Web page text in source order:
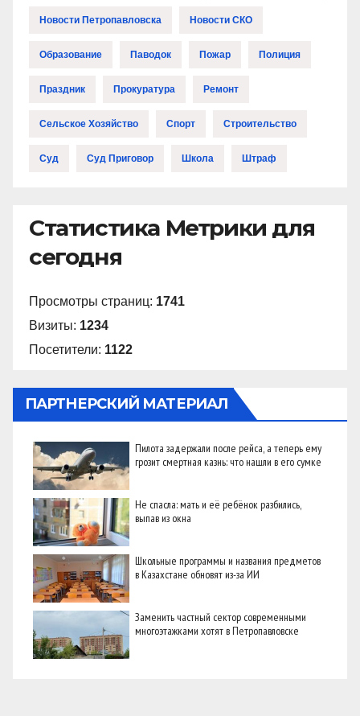
Новости Петропавловска Новости СКО
Образование Паводок Пожар Полиция
Праздник Прокуратура Ремонт
Сельское Хозяйство Спорт Строительство
Суд Суд Приговор Школа Штраф
Статистика Метрики для
сегодня
Просмотры страниц: 1741
Визиты: 1234
Посетители: 1122
ПАРТНЕРСКИЙ МАТЕРИАЛ
Пилота задержали после рейса, а теперь ему
грозит смертная казнь: что нашли в его сумке
Не спасла: мать и её ребёнок разбились,
выпав из окна
Школьные программы и названия предметов
в Казахстане обновят из-за ИИ
Заменить частный сектор современными
многоэтажками хотят в Петропавловске